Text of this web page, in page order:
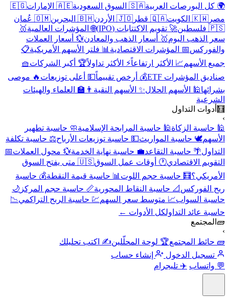
🌍 كل البورصات العربية🇸🇦 السوق السعودية 🇦🇪 الإمارات
🇪🇬
مصر 🇰🇼 الكويت 🇶🇦 قطر 🇯🇴 الأردن 🇧🇭 البحرين
🇴🇲 عُمان
🇵🇸 فلسطين
🚀 تقويم الاكتتابات (IPO) 🌐 المؤشرات العالمية🥇
سعر الذهب اليوم🥇 أسعار الذهب والمعادن💱 أسعار العملات
والفوركس📅 المؤشرات الاقتصادية 📊 فلتر الأسهم الأمريكية📋
جميع الأسهم📈 الأكثر ارتفاعاً⚡ الأكثر تداولاً🏆 أكبر الشركات🧺
صناديق المؤشرات ETF
💰 أرخص تقييماً💵 أعلى توزيعات 🔥 موصى
بشرائها🕌 الأسهم الحلال✨ الأسهم النقية 👨‍🏫 العلماء والهيئات
الشرعية
🧮 أدوات التداول
›
🕌 حاسبة الزكاة🕌 حاسبة المرابحة الإسلامية🧼 حاسبة تطهير
الأسهم🕊️ حاسبة المواريث💵 حاسبة توزيعات الأرباح⚖️ حاسبة تكلفة
التداول🌴 حاسبة التقاعد💼 حاسبة نهاية الخدمة💱 محول العملات📅
التقويم الاقتصادي🕐 أوقات عمل السوق
🇺🇸 متى يفتح السوق
الأمريكي؟🧮 حاسبة حجم اللوت 📊 حاسبة قيمة النقطة💰 حاسبة
ربح الفوركس 📐 حاسبة النقاط المحورية📏 حاسبة حجم المركز 🌙
حاسبة السواب📈 متوسط سعر السهم💹 حاسبة الربح التراكمي📉
حاسبة عائد التداولكل الأدوات ←
🧱 المجتمع
›
🧱 حائط المجتمع🏆 لوحة المحلّلين✍️ اكتب تحليلك
تسجيل الدخول
إنشاء حساب
💬 واتساب ✈️ تليجرام